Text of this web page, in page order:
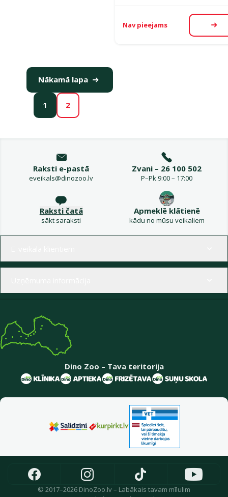
Nav pieejams
1 2
Nākamā lapa
Raksti e-pastā
eveikals@dinozoo.lv
Zvani – 26 100 502
P–Pk 9:00 – 17:00
Raksti čatā
sākt saraksti
Apmeklē klātienē
kādu no mūsu veikaliem
Dino Zoo – Tava teritorija
© 2017–2026 DinoZoo.lv – Labākais tavam mīlulim